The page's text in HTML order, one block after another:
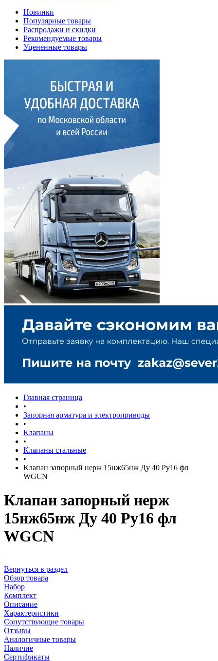
Новинки
Популярные товары
Распродажи и скидки
Рекомендуемые товары
Уцененные товары
Главная страница
•
Запорная арматура и электроприводы
•
Клапаны
•
Клапаны стальные
•
Клапан запорный нерж 15нж65нж Ду 40 Ру16 фл
WGCN
Клапан запорный нерж
15нж65нж Ду 40 Ру16 фл
WGCN
Вернуться в раздел
Обзор товара
Набор
Комплект
Описание
Характеристики
Сопутствующие товары
Отзывы
Аналогичные товары
Наличие
Сертификаты